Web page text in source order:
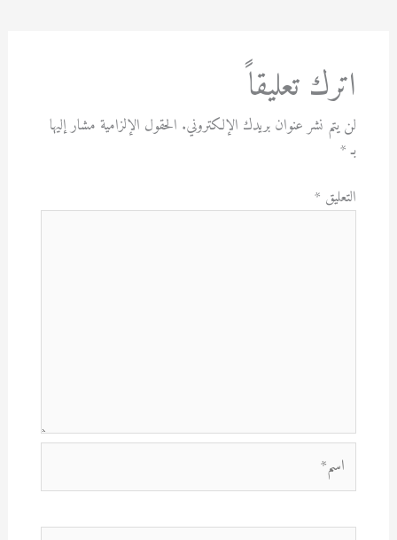
اترك تعليقاً
لن يتم نشر عنوان بريدك الإلكتروني. الحقول الإلزامية مشار إليها
بـ*
التعليق *
اسم*